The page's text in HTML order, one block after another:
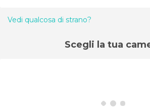
Vedi qualcosa di strano?
Scegli la tua